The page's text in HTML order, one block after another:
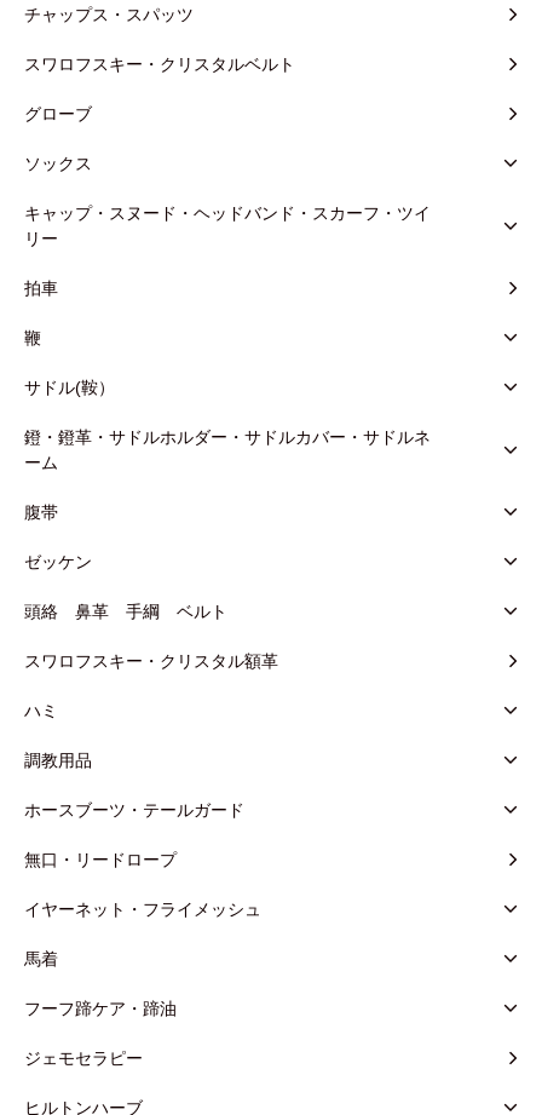
チャップス・スパッツ
スワロフスキー・クリスタルベルト
グローブ
ソックス
キャップ・スヌード・ヘッドバンド・スカーフ・ツイ
リー
拍車
鞭
サドル(鞍）
鐙・鐙革・サドルホルダー・サドルカバー・サドルネ
ーム
腹帯
ゼッケン
頭絡 鼻革 手綱 ベルト
スワロフスキー・クリスタル額革
ハミ
調教用品
ホースブーツ・テールガード
無口・リードロープ
イヤーネット・フライメッシュ
馬着
フーフ蹄ケア・蹄油
ジェモセラピー
ヒルトンハーブ